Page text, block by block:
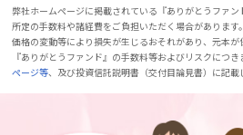
弊社ホームページに掲載されている『ありがとうファン
所定の手数料や諸経費をご負担いただく場合がありま
価格の変動等により損失が生じるおそれがあり、元本が
『ありがとうファンド』の手数料等およびリスクにつ
ページ等、及び投資信託説明書（交付目論見書）に記載